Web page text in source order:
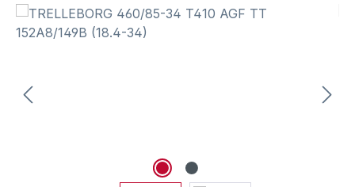
Bildergalerie überspringen